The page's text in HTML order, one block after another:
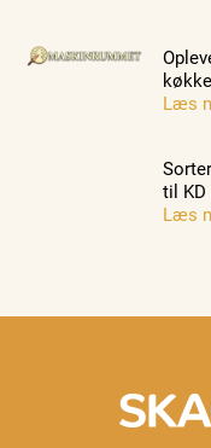
Læs
til KD
Læs